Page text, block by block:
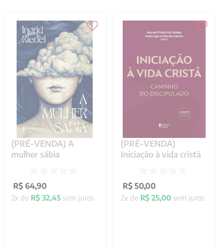
(PRÉ-VENDA) A
mulher sábia
R$ 64,90
2x de R$ 32,45 sem juros
(PRÉ-VENDA)
Iniciação à vida cristã
R$ 50,00
2x de R$ 25,00 sem juros